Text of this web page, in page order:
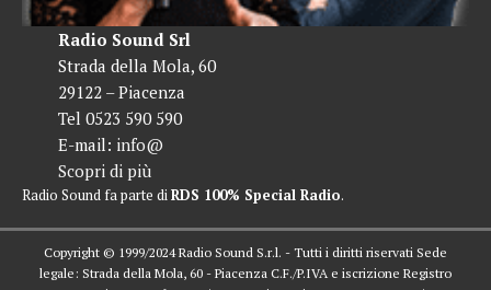
Radio Sound Srl
Strada della Mola, 60
29122 – Piacenza
Tel 0523 590 590
E-mail: info@
Scopri di più
Radio Sound fa parte diRDS 100% Special Radio.
Copyright © 1999/2024 Radio Sound S.r.l. - Tutti i diritti riservati Sede
legale: Strada della Mola, 60 - Piacenza C.F./P.IVA e iscrizione Registro